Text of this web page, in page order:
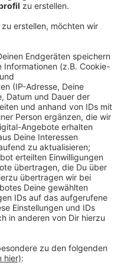
15:34
für Kindergärten
Dinge rund ums
können - etwa zu
und Recycling. Einmal
statt und es gibt
den vergangenen
von 1906
noch eine
Interesse an
hat,findet hier mehr